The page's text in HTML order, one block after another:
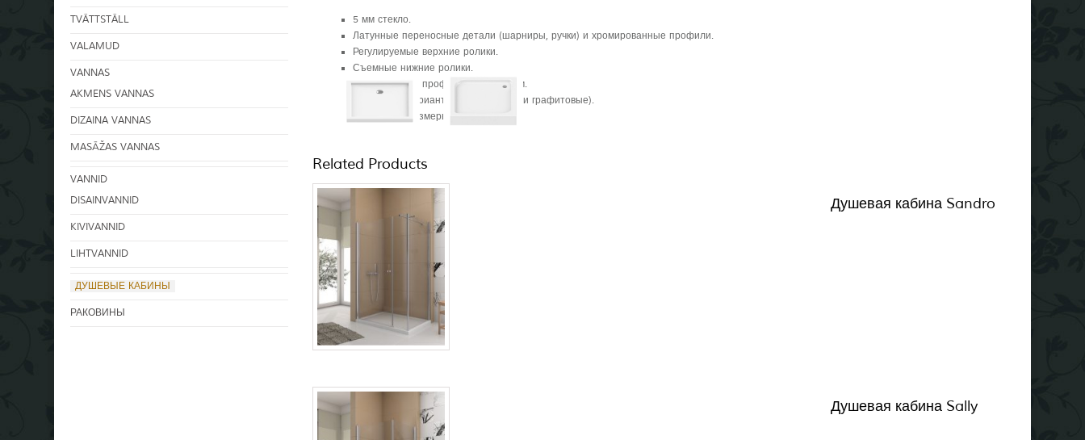
5 мм стекло.
Латунные переносные детали (шарниры, ручки) и хромированные профили.
Регулируемые верхние ролики.
Съемные нижние ролики.
Регулируемые профили от 2 до 3 см.
Различные варианты стекла (яркие и графитовые).
Различные размеры.
Related Products
Душевая кабина Sandro
Душевая кабина Sally
TVÄTTSTÄLL
VALAMUD
VANNAS
AKMENS VANNAS
DIZAINA VANNAS
MASĀŽAS VANNAS
VANNID
DISAINVANNID
KIVIVANNID
LIHTVANNID
ДУШЕВЫЕ КАБИНЫ
РАКОВИНЫ